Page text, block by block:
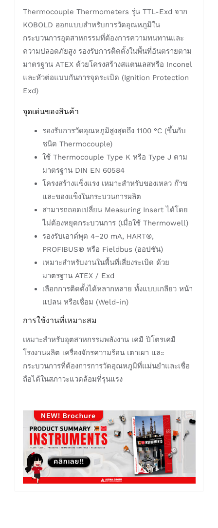
Thermocouple Thermometers รุ่น TTL-Exd จาก
KOBOLD ออกแบบสำหรับการวัดอุณหภูมิใน
กระบวนการอุตสาหกรรมที่ต้องการความทนทานและ
ความปลอดภัยสูง รองรับการติดตั้งในพื้นที่อันตรายตาม
มาตรฐาน ATEX ด้วยโครงสร้างสแตนเลสหรือ Inconel
และหัวต่อแบบกันการจุดระเบิด (Ignition Protection
Exd)
จุดเด่นของสินค้า
รองรับการวัดอุณหภูมิสูงสุดถึง 1100 °C (ขึ้นกับ
ชนิด Thermocouple)
ใช้ Thermocouple Type K หรือ Type J ตาม
มาตรฐาน DIN EN 60584
โครงสร้างแข็งแรง เหมาะสำหรับของเหลว ก๊าซ
และของแข็งในกระบวนการผลิต
สามารถถอดเปลี่ยน Measuring Insert ได้โดย
ไม่ต้องหยุดกระบวนการ (เมื่อใช้ Thermowell)
รองรับเอาต์พุต 4–20 mA, HART®,
PROFIBUS® หรือ Fieldbus (ออปชัน)
เหมาะสำหรับงานในพื้นที่เสี่ยงระเบิด ด้วย
มาตรฐาน ATEX / Exd
เลือกการติดตั้งได้หลากหลาย ทั้งแบบเกลียว หน้า
แปลน หรือเชื่อม (Weld-in)
การใช้งานที่เหมาะสม
เหมาะสำหรับอุตสาหกรรมพลังงาน เคมี ปิโตรเคมี
โรงงานผลิต เครื่องจักรความร้อน เตาเผา และ
กระบวนการที่ต้องการการวัดอุณหภูมิที่แม่นยำและเชื่อ
ถือได้ในสภาวะแวดล้อมที่รุนแรง